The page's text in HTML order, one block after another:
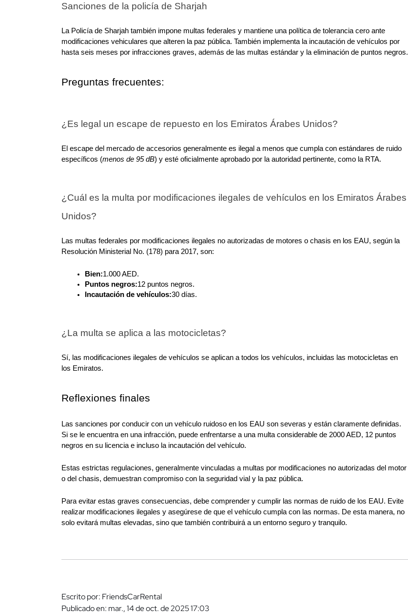
Sanciones de la policía de Sharjah
La Policía de Sharjah también impone multas federales y mantiene una política de tolerancia cero ante
modificaciones vehiculares que alteren la paz pública. También implementa la incautación de vehículos por
hasta seis meses por infracciones graves, además de las multas estándar y la eliminación de puntos negros.
Preguntas frecuentes:
¿Es legal un escape de repuesto en los Emiratos Árabes Unidos?
El escape del mercado de accesorios generalmente es ilegal a menos que cumpla con estándares de ruido
específicos (menos de 95 dB) y esté oficialmente aprobado por la autoridad pertinente, como la RTA.
¿Cuál es la multa por modificaciones ilegales de vehículos en los Emiratos Árabes
Unidos?
Las multas federales por modificaciones ilegales no autorizadas de motores o chasis en los EAU, según la
Resolución Ministerial No. (178) para 2017, son:
Bien:1.000 AED.
Puntos negros:12 puntos negros.
Incautación de vehículos:30 días.
¿La multa se aplica a las motocicletas?
Sí, las modificaciones ilegales de vehículos se aplican a todos los vehículos, incluidas las motocicletas en
los Emiratos.
Reflexiones finales
Las sanciones por conducir con un vehículo ruidoso en los EAU son severas y están claramente definidas.
Si se le encuentra en una infracción, puede enfrentarse a una multa considerable de 2000 AED, 12 puntos
negros en su licencia e incluso la incautación del vehículo.
Estas estrictas regulaciones, generalmente vinculadas a multas por modificaciones no autorizadas del motor
o del chasis, demuestran compromiso con la seguridad vial y la paz pública.
Para evitar estas graves consecuencias, debe comprender y cumplir las normas de ruido de los EAU. Evite
realizar modificaciones ilegales y asegúrese de que el vehículo cumpla con las normas. De esta manera, no
solo evitará multas elevadas, sino que también contribuirá a un entorno seguro y tranquilo.
Escrito por: FriendsCarRental
Publicado en: mar., 14 de oct. de 2025 17:03